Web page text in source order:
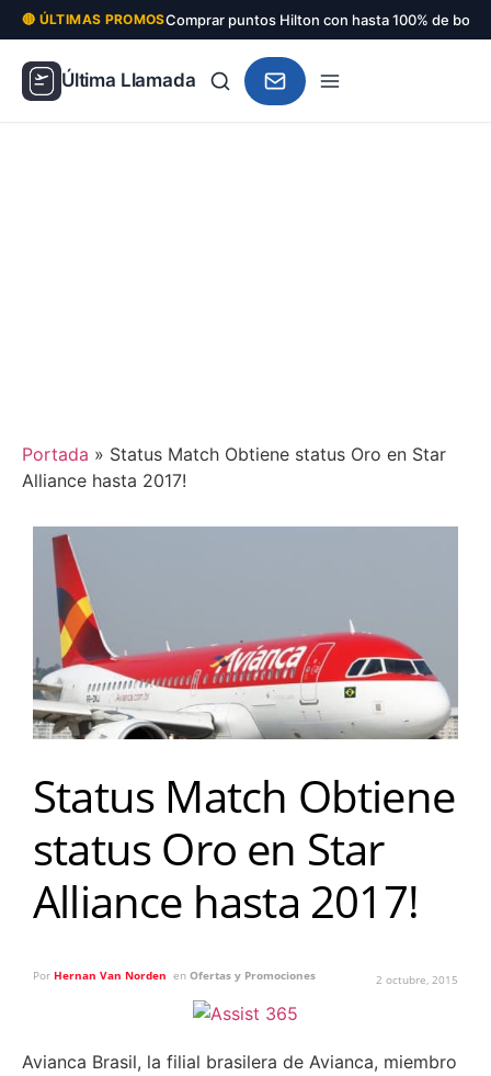
🔴 ÚLTIMAS PROMOSComprar puntos Hilton con hasta 100% de
Última Llamada
Portada » Status Match Obtiene status Oro en Star
Alliance hasta 2017!
Status Match Obtiene
status Oro en Star
Alliance hasta 2017!
Por Hernan Van Norden en Ofertas y Promociones 2 octubre, 2015
Avianca Brasil, la filial brasilera de Avianca, miembro